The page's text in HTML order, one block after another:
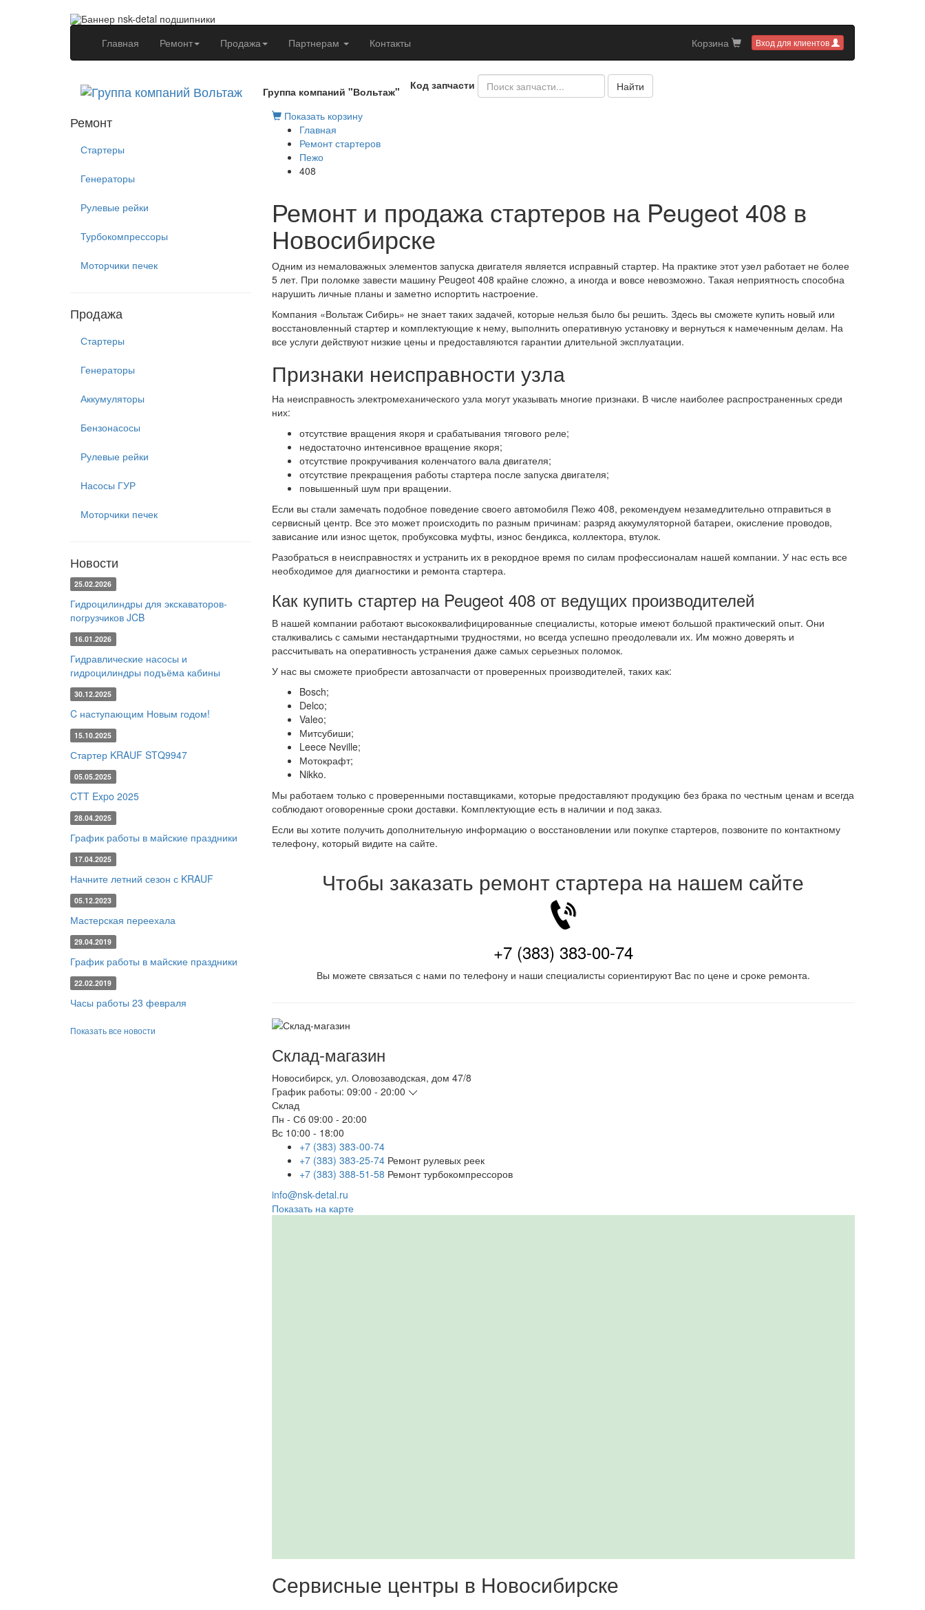
Главная (current)Ремонт Продажа Партнерам Контакты Вход для клиентов
Корзина
Группа компаний "Вольтаж"
Код запчасти Найти
Ремонт
Стартеры
Генераторы
Рулевые рейки
Турбокомпрессоры
Моторчики печек
Продажа
Стартеры
Генераторы
Аккумуляторы
Бензонасосы
Рулевые рейки
Насосы ГУР
Моторчики печек
Новости
25.02.2026
Гидроцилиндры для экскаваторов-
погрузчиков JCB
16.01.2026
Гидравлические насосы и
гидроцилиндры подъёма кабины
30.12.2025
C наступающим Новым годом!
15.10.2025
Стартер KRAUF STQ9947
05.05.2025
CTT Expo 2025
28.04.2025
График работы в майские праздники
17.04.2025
Начните летний сезон с KRAUF
05.12.2023
Мастерская переехала
29.04.2019
График работы в майские праздники
22.02.2019
Часы работы 23 февраля
Показать все новости
Показать корзину
Главная
Ремонт стартеров
Пежо
408
Ремонт и продажа стартеров на Peugeot 408 в
Новосибирске
Одним из немаловажных элементов запуска двигателя является исправный стартер. На практике этот узел работает не более
5 лет. При поломке завести машину Peugeot 408 крайне сложно, а иногда и вовсе невозможно. Такая неприятность способна
нарушить личные планы и заметно испортить настроение.
Компания «Вольтаж Сибирь» не знает таких задачей, которые нельзя было бы решить. Здесь вы сможете купить новый или
восстановленный стартер и комплектующие к нему, выполнить оперативную установку и вернуться к намеченным делам. На
все услуги действуют низкие цены и предоставляются гарантии длительной эксплуатации.
Признаки неисправности узла
На неисправность электромеханического узла могут указывать многие признаки. В числе наиболее распространенных среди
них:
отсутствие вращения якоря и срабатывания тягового реле;
недостаточно интенсивное вращение якоря;
отсутствие прокручивания коленчатого вала двигателя;
отсутствие прекращения работы стартера после запуска двигателя;
повышенный шум при вращении.
Если вы стали замечать подобное поведение своего автомобиля Пежо 408, рекомендуем незамедлительно отправиться в
сервисный центр. Все это может происходить по разным причинам: разряд аккумуляторной батареи, окисление проводов,
зависание или износ щеток, пробуксовка муфты, износ бендикса, коллектора, втулок.
Разобраться в неисправностях и устранить их в рекордное время по силам профессионалам нашей компании. У нас есть все
необходимое для диагностики и ремонта стартера.
Как купить стартер на Peugeot 408 от ведущих производителей
В нашей компании работают высококвалифицированные специалисты, которые имеют большой практический опыт. Они
сталкивались с самыми нестандартными трудностями, но всегда успешно преодолевали их. Им можно доверять и
рассчитывать на оперативность устранения даже самых серьезных поломок.
У нас вы сможете приобрести автозапчасти от проверенных производителей, таких как:
Bosch;
Delco;
Valeo;
Митсубиши;
Leece Neville;
Мотокрафт;
Nikko.
Мы работаем только с проверенными поставщиками, которые предоставляют продукцию без брака по честным ценам и всегда
соблюдают оговоренные сроки доставки. Комплектующие есть в наличии и под заказ.
Если вы хотите получить дополнительную информацию о восстановлении или покупке стартеров, позвоните по контактному
телефону, который видите на сайте.
Чтобы заказать ремонт стартера на нашем сайте
+7 (383) 383-00-74
Вы можете связаться с нами по телефону и наши специалисты сориентируют Вас по цене и сроке ремонта.
Склад-магазин
Новосибирск, ул. Оловозаводская, дом 47/8
График работы: 09:00 - 20:00
Склад
Пн - Сб 09:00 - 20:00
Вс 10:00 - 18:00
+7 (383) 383-00-74
+7 (383) 383-25-74 Ремонт рулевых реек
+7 (383) 388-51-58 Ремонт турбокомпрессоров
info@nsk-detal.ru
Показать на карте
Сервисные центры в Новосибирске